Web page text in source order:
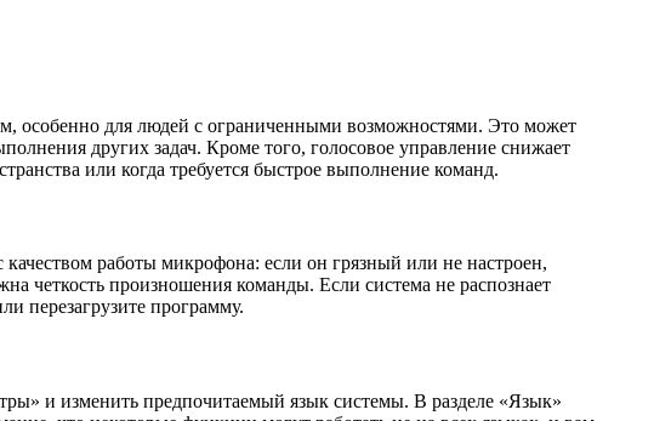
особенно для людей с ограниченными возможностями. Это может
других задач. Кроме того, голосовое управление снижает
или когда требуется быстрое выполнение команд.
работы микрофона: если он грязный или не настроен,
четкость произношения команды. Если система не распознает
перезагрузите программу.
и изменить предпочитаемый язык системы. В разделе «Язык»